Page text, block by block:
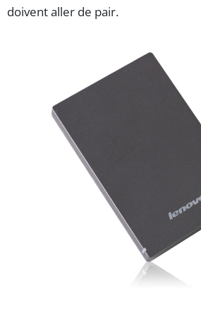
doivent aller de pair.